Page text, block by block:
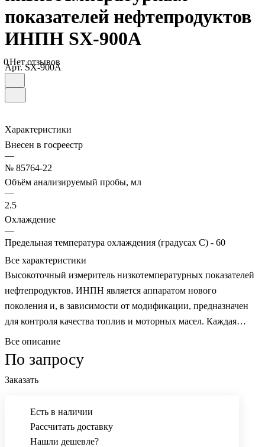
показателей нефтепродуктов
ИНПН SX-900A
0Нет отзывов
Арт.SX-900A
Характеристики
Внесен в госреестр
—
№ 85764-22
Объём анализируемый пробы, мл
—
2.5
Охлаждение
—
Предельная температура охлаждения (градусах C) - 60
Все характеристики
Высокоточный измеритель низкотемпературных показателей
нефтепродуктов. ИНПН является аппаратом нового
поколения и, в зависимости от модификации, предназначен
для контроля качества топлив и моторных масел. Каждая
модель уникальна сама по себе, а все применяемые способы
анализа и устройства запатентованы.
Все описание
По запросу
Заказать
Есть в наличии
Рассчитать доставку
Нашли дешевле?